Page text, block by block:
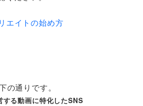
エイトの始め方
の通りです。
る動画に特化したSNS